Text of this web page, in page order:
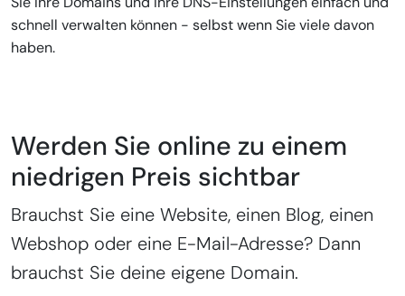
schnell verwalten können - selbst wenn Sie viele davon
haben.
Werden Sie online zu einem
niedrigen Preis sichtbar
Brauchst Sie eine Website, einen Blog, einen
Webshop oder eine E-Mail-Adresse? Dann
brauchst Sie deine eigene Domain.